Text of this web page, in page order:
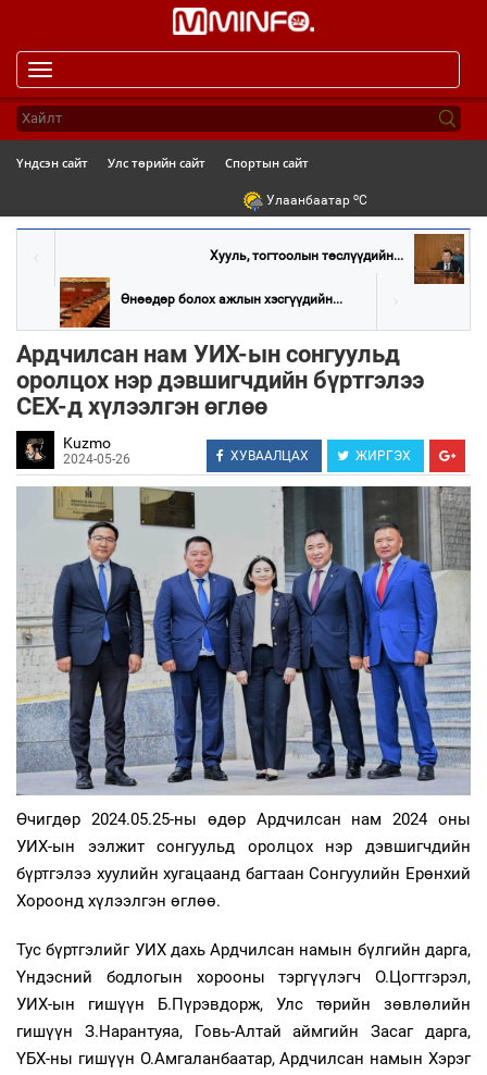
navigation
Үндсэн сайт Улс төрийн сайт Спортын сайт
Улаанбаатар oC
Хууль, тогтоолын төслүүдийн...
Өнөөдөр болох ажлын хэсгүүдийн...
Ардчилсан нам УИХ-ын сонгуульд
оролцох нэр дэвшигчдийн бүртгэлээ
СЕХ-д хүлээлгэн өглөө
Kuzmo
2024-05-26 ХУВААЛЦАХ ЖИРГЭХ
Өчигдөр 2024.05.25-ны өдөр Ардчилсан нам 2024 оны
УИХ-ын ээлжит сонгуульд оролцох нэр дэвшигчдийн
бүртгэлээ хуулийн хугацаанд багтаан Сонгуулийн Ерөнхий
Хороонд хүлээлгэн өглөө.
Тус бүртгэлийг УИХ дахь Ардчилсан намын бүлгийн дарга,
Үндэсний бодлогын хорооны тэргүүлэгч О.Цогтгэрэл,
УИХ-ын гишүүн Б.Пүрэвдорж, Улс төрийн зөвлөлийн
гишүүн З.Нарантуяа, Говь-Алтай аймгийн Засаг дарга,
ҮБХ-ны гишүүн О.Амгаланбаатар, Ардчилсан намын Хэрэг